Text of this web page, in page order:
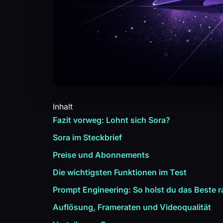
Inhalt
Fazit vorweg: Lohnt sich Sora?
Sora im Steckbrief
Preise und Abonnements
Die wichtigsten Funktionen im Test
Prompt Engineering: So holst du das Beste
Auflösung, Frameraten und Videoqualität